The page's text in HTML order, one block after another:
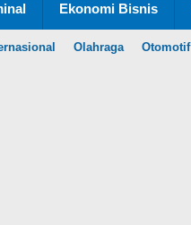
Ekonomi Bisnis
Olahraga Otomotif